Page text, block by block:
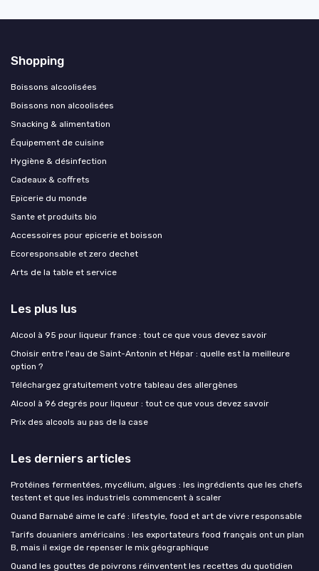
Shopping
Boissons alcoolisées
Boissons non alcoolisées
Snacking & alimentation
Équipement de cuisine
Hygiène & désinfection
Cadeaux & coffrets
Epicerie du monde
Sante et produits bio
Accessoires pour epicerie et boisson
Ecoresponsable et zero dechet
Arts de la table et service
Les plus lus
Alcool à 95 pour liqueur france : tout ce que vous devez savoir
Choisir entre l'eau de Saint-Antonin et Hépar : quelle est la meilleure
option ?
Téléchargez gratuitement votre tableau des allergènes
Alcool à 96 degrés pour liqueur : tout ce que vous devez savoir
Prix des alcools au pas de la case
Les derniers articles
Protéines fermentées, mycélium, algues : les ingrédients que les chefs
testent et que les industriels commencent à scaler
Quand Barnabé aime le café : lifestyle, food et art de vivre responsable
Tarifs douaniers américains : les exportateurs food français ont un plan
B, mais il exige de repenser le mix géographique
Quand les gouttes de poivrons réinventent les recettes du quotidien